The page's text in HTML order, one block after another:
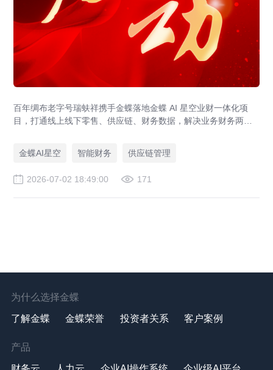
百年绸布老字号瑞蚨祥携手金蝶落地金蝶 AI 星空业财一体化项
目，打通线上线下零售、供应链、财务数据，解决业务财务两张
金蝶AI星空
智能财务 供应链管理
2026-07-02 18:49:00 171
为什么选择金蝶
了解金蝶 金蝶荣誉 投资者关系 客户案例
产品